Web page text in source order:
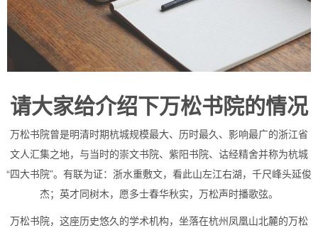
请大家给介绍下万松书院的情况
万松书院曾是明清时期杭城规模最大、历时最久、影响最广的浙江省
文人汇集之地，与当时的崇文书院、紫阳书院、诂经精舍并称为杭城
“四大书院”。有联为证：浙水重敷文，看此山左江右湖，千尺峰头延俊
杰；英才同树木，愿多士春华秋实，万松声时播歌弦。
万松书院，这座历史悠久的学术机构，坐落在杭州凤凰山北麓的万松